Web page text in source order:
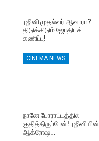
ரஜினி முதல்வர் ஆவாரா?
திடுக்கிடும் ஜோதிடக்
கணிப்பு!
CINEMA NEWS
நானே போராட்டத்தில்
குதித்திருப்பேன்! ரஜினியின்
ஆக்ரோஷ…